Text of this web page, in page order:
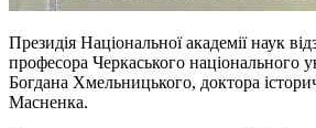
Президія Національної академії наук
професора Черкаського національного
Богдана Хмельницького, доктора
Масненка.